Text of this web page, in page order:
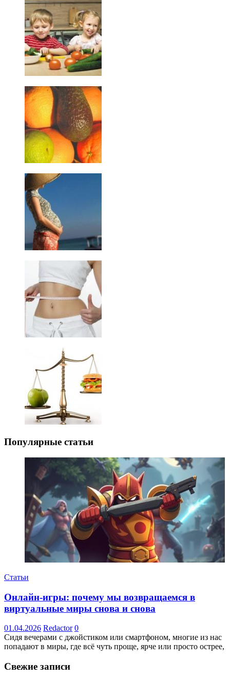
Популярные статьи
Статьи
Онлайн-игры: почему мы возвращаемся в
виртуальные миры снова и снова
01.04.2026 Redactor 0
Сидя вечерами с джойстиком или смартфоном, многие из нас
попадают в миры, где всё чуть проще, ярче или просто острее,
Свежие записи